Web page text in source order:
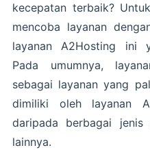
kecepatan terbaik?
mencoba layanan
layanan A2Hosting ini
Pada umumnya,
sebagai layanan yang
dimiliki oleh layanan
daripada berbagai jenis
lainnya.